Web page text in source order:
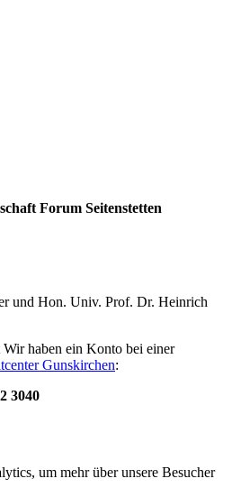
Forum Seitenstetten
und Hon. Univ. Prof. Dr. Heinrich
haben ein Konto bei einer
Gunskirchen:
3040
um mehr über unsere Besucher